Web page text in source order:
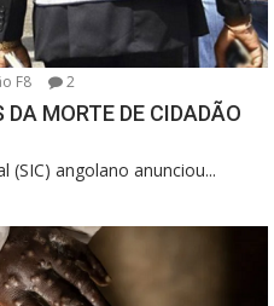
F8 2
MORTE DE CIDADÃO
(SIC) angolano anunciou...